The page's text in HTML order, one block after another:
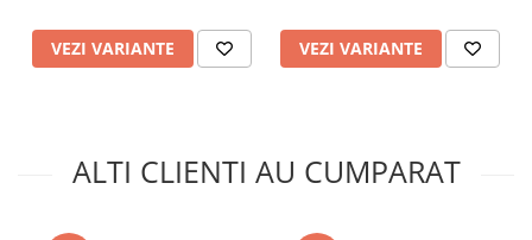
VEZI VARIANTE VEZI VARIANTE
ALTI CLIENTI AU CUMPARAT